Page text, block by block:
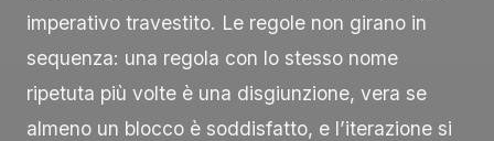
imperativo travestito. Le regole non girano in
sequenza: una regola con lo stesso nome
ripetuta più volte è una disgiunzione, vera se
almeno un blocco è soddisfatto, e l’iterazione si